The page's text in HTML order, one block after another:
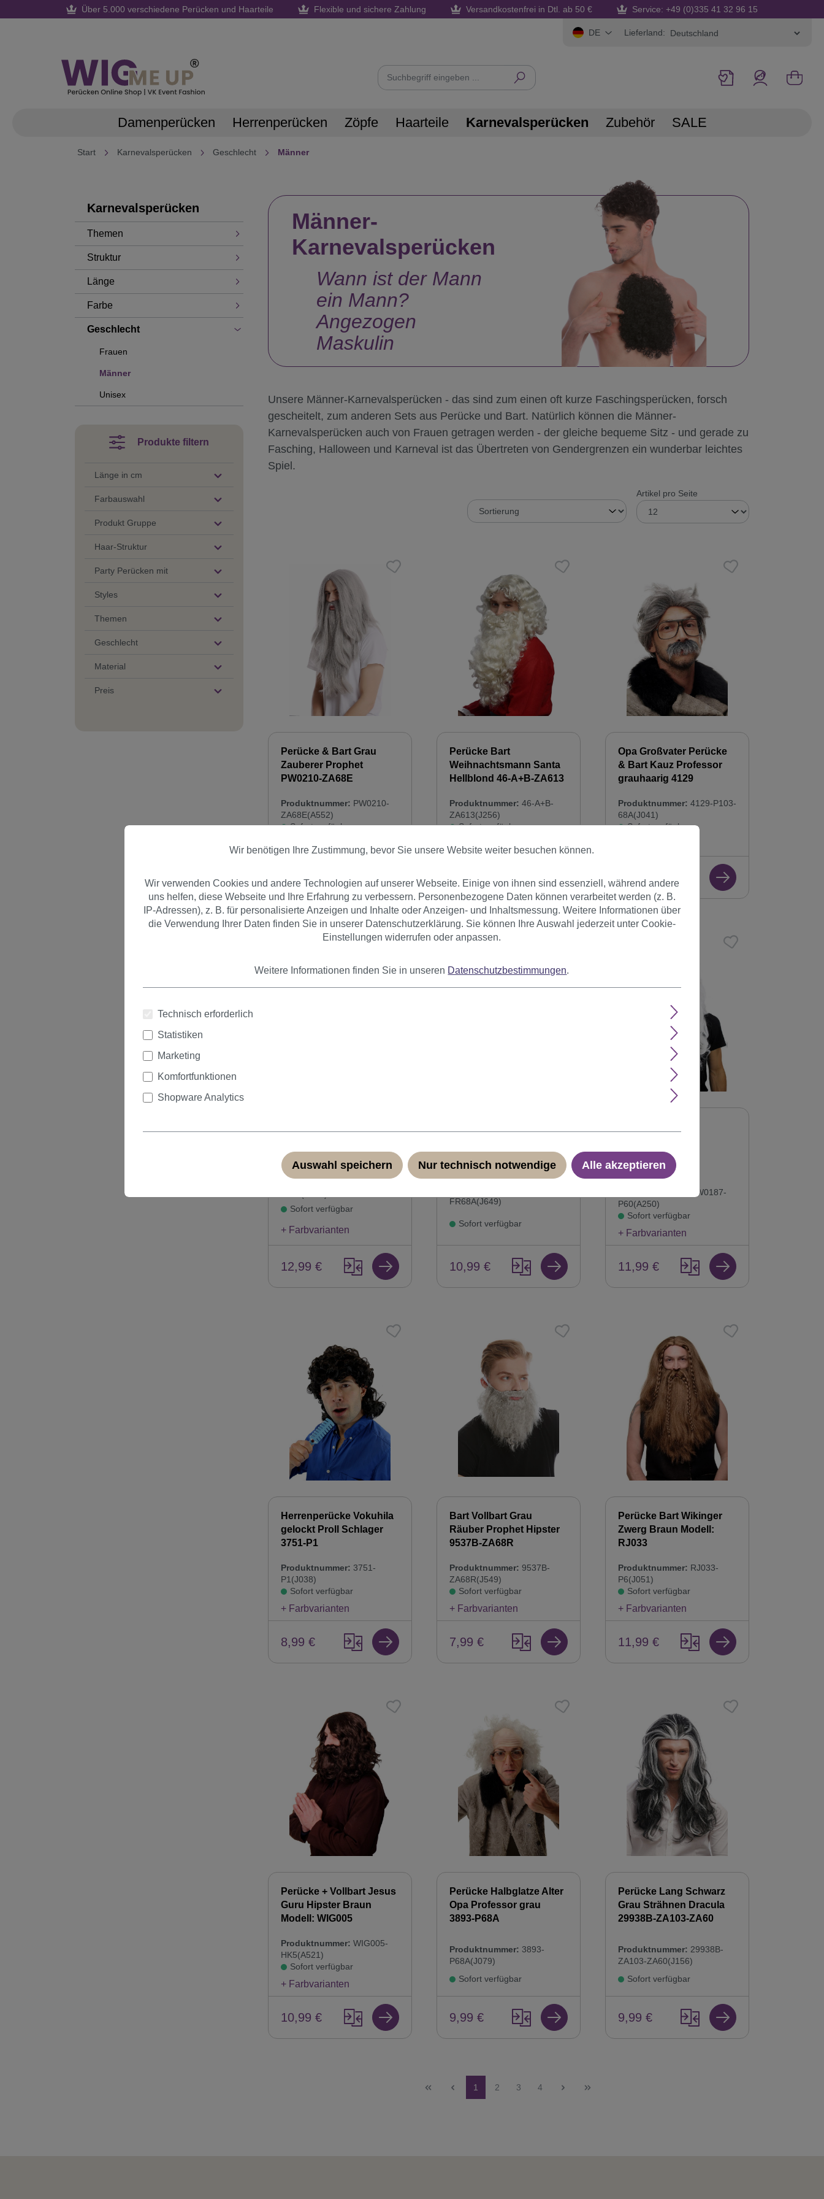
Zur Hauptnavigation springen
Über 5.000 verschiedene Perücken und Haarteile Flexible und sichere Zahlung Versandkostenfrei in Dtl. ab 50 € Service: +49 (0)335 41 32 96 15
DE Lieferland:
Damenperücken Herrenperücken Zöpfe Haarteile Karnevalsperücken Zubehör SALE
Start Karnevalsperücken Geschlecht Männer
Karnevalsperücken
Themen
Struktur
Länge
Farbe
Geschlecht
Frauen
Männer
Unisex
Produkte filtern
Länge in cm
Farbauswahl
Produkt Gruppe
Haar-Struktur
Party Perücken mit
Styles
Themen
Geschlecht
Material
Preis
Männer-
Karnevalsperücken
Wann ist der Mann
ein Mann?
Angezogen
Maskulin
Unsere Männer-Karnevalsperücken - das sind zum einen oft kurze Faschingsperücken, forsch
gescheitelt, zum anderen Sets aus Perücke und Bart. Natürlich können die Männer-
Karnevalsperücken auch von Frauen getragen werden - der gleiche bequeme Sitz - und gerade zu
Fasching, Halloween und Karneval ist das Übertreten von Gendergrenzen ein wunderbar leichtes
Spiel.
Artikel pro Seite
Perücke & Bart Grau
Zauberer Prophet
PW0210-ZA68E
Produktnummer: PW0210-
ZA68E(A552)
Sofort verfügbar
+ Farbvarianten
12,99 €
Perücke Bart
Weihnachtsmann Santa
Hellblond 46-A+B-ZA613
Produktnummer: 46-A+B-
ZA613(J256)
Sofort verfügbar
+ Farbvarianten
14,99 €
Opa Großvater Perücke
& Bart Kauz Professor
grauhaarig 4129
Produktnummer: 4129-P103-
68A(J041)
Sofort verfügbar
8,99 €
Dreadlocks Reggae
Sofort verfügbar
+ Farbvarianten
12,99 €
31999-FR68A
FR68A(J649)
Sofort verfügbar
10,99 €
Verkleidung weiß
PW0187-P60
PW0187-
P60(A250)
Sofort verfügbar
+ Farbvarianten
11,99 €
Herrenperücke Vokuhila
gelockt Proll Schlager
3751-P1
Produktnummer: 3751-
P1(J038)
Sofort verfügbar
+ Farbvarianten
8,99 €
Bart Vollbart Grau
Räuber Prophet Hipster
9537B-ZA68R
Produktnummer: 9537B-
ZA68R(J549)
Sofort verfügbar
+ Farbvarianten
7,99 €
Perücke Bart Wikinger
Zwerg Braun Modell:
RJ033
Produktnummer: RJ033-
P6(J051)
Sofort verfügbar
+ Farbvarianten
11,99 €
Perücke + Vollbart Jesus
Guru Hipster Braun
Modell: WIG005
Produktnummer: WIG005-
HK5(A521)
Sofort verfügbar
+ Farbvarianten
10,99 €
Perücke Halbglatze Alter
Opa Professor grau
3893-P68A
Produktnummer: 3893-
P68A(J079)
Sofort verfügbar
9,99 €
Perücke Lang Schwarz
Grau Strähnen Dracula
29938B-ZA103-ZA60
Produktnummer: 29938B-
ZA103-ZA60(J156)
Sofort verfügbar
9,99 €
Seite
1 Seite
2 Seite
3 Seite
4
Wir benötigen Ihre Zustimmung, bevor Sie unsere Website weiter besuchen können.
Wir verwenden Cookies und andere Technologien auf unserer Webseite. Einige von ihnen sind essenziell, während andere
uns helfen, diese Webseite und Ihre Erfahrung zu verbessern. Personenbezogene Daten können verarbeitet werden (z. B.
IP-Adressen), z. B. für personalisierte Anzeigen und Inhalte oder Anzeigen- und Inhaltsmessung. Weitere Informationen über
die Verwendung Ihrer Daten finden Sie in unserer Datenschutzerklärung. Sie können Ihre Auswahl jederzeit unter Cookie-
Einstellungen widerrufen oder anpassen.
Weitere Informationen finden Sie in unseren Datenschutzbestimmungen.
Technisch erforderlich
Statistiken
Marketing
Komfortfunktionen
Shopware Analytics
Auswahl speichern Nur technisch notwendige Alle akzeptieren